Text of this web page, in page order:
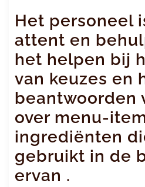
Het personeel
attent en
het helpen bij
van keuzes en
beantwoorden
over menu-
ingrediënten
gebruikt in de
ervan .